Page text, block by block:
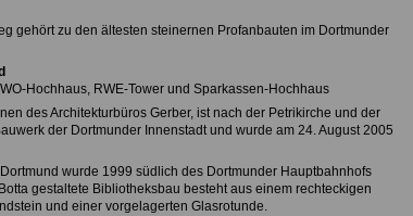
gehört zu den ältesten steinernen Profanbauten im Dortmunder
Hochhaus, RWE-Tower und Sparkassen-Hochhaus
des Architekturbüros Gerber, ist nach der Petrikirche und der
der Dortmunder Innenstadt und wurde am 24. August 2005
wurde 1999 südlich des Dortmunder Hauptbahnhofs
gestaltete Bibliotheksbau besteht aus einem rechteckigen
und einer vorgelagerten Glasrotunde.